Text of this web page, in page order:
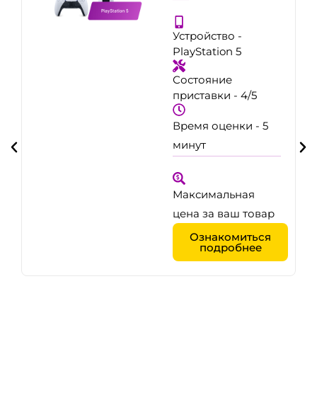
Устройство -
PlayStation 5
Состояние
приставки - 4/5
Время оценки - 5
минут
Максимальная
цена за ваш товар
Ознакомиться
подробнее